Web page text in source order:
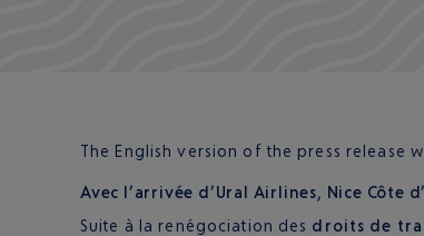
The English version of the press release
Avec l’arrivée d’Ural Airlines, Nice
Suite à la renégociation des droits de